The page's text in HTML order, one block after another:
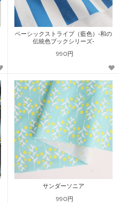
ベーシックストライプ（藍色）-和の
伝統色ブックシリーズ-
990円
サンダーソニア
990円